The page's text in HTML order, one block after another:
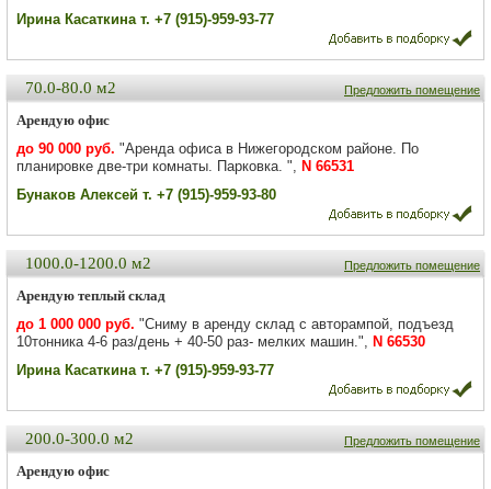
Ирина Касаткина т. +7 (915)-959-93-77
Предложить помещение
70.0-80.0 м2
Арендую офис
до 90 000 руб. "Аренда офиса в Нижегородском районе. По
планировке две-три комнаты. Парковка. ", N 66531
Бунаков Алексей т. +7 (915)-959-93-80
Предложить помещение
1000.0-1200.0 м2
Арендую теплый склад
до 1 000 000 руб. "Сниму в аренду склад с авторампой, подъезд
10тонника 4-6 раз/день + 40-50 раз- мелких машин.", N 66530
Ирина Касаткина т. +7 (915)-959-93-77
Предложить помещение
200.0-300.0 м2
Арендую офис